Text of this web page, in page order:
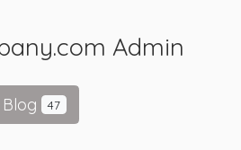
Admin
Blog 47